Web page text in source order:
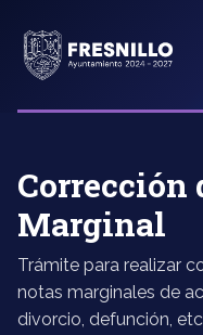
Corrección
Marginal
Trámite para realizar
notas marginales de
divorcio, defunción,